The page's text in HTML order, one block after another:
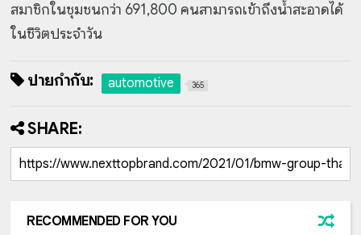
สมาชิกในชุมชนกว่า 691,800 คนสามารถเข้าถึงน้ำสะอาดได้
ในชีวิตประจำวัน
ป้ายกำกับ: automotive 365
SHARE:
RECOMMENDED FOR YOU